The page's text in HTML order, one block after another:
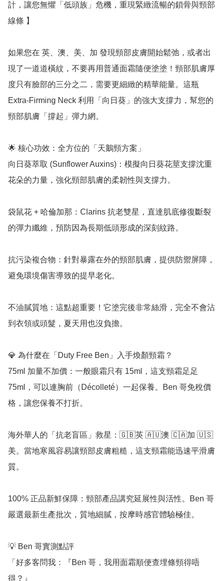
計，讓您無懼「低頭族」危機，重現緊緻流暢的鎖骨與頸部
線條 】
如果您在 英、澳、美、加 發現頸部皮膚開始鬆弛，或者出
現了一道道橫紋，不要再用普通面霜隨便塗塗！頸部肌膚厚
度只有臉部的三分之二，需要更細緻的精華能量。這瓶
Extra-Firming Neck 利用「向日葵」的強大支撐力，幫您的
頸部肌膚「撐起」彈力網。
🌟 核心功效：全方位的「天鵝頸方案」
向日葵萃取 (Sunflower Auxins)：模擬向日葵花莖支撐沈重
花朵的力量，強化頸部肌膚的柔韌性與支撐力。
袋鼠花 + 哈倫加那：Clarins 抗老雙星，直達肌底修復斷裂
的彈力纖維，預防因為長期低頭形成的深刻紋路。
抗污染複合物：針對暴露在外的頸部肌膚，提供防禦屏障，
避免環境傷害導致的提早老化。
不油膩質地：這點超重要！它塗完後非常絲滑，完全不會沾
到衣領或頭髮，夏天用也沒負擔。
💎 為什麼在「Duty Free Ben」入手煥顏頸霜？
75ml 加量不加價：一般眼霜只有 15ml，這支頸霜足足
75ml，可以連胸前（Décolleté）一起保養。Ben 哥免稅價
格，讓您保養不打折。
海外華人的「抗老盲區」救星：🇬🇧英 🇦🇺澳 🇨🇦加 🇺🇸
美。當地寒風容易讓頸部皮膚粗糙，這支頸霜能迅速平滑膚
質。
100% 正品新鮮保障：頸部產品講究延展性與活性。Ben 哥
嚴選最新生產批次，質地細膩，按摩時感官體驗極佳。
💡 Ben 哥實測點評
「好多客問我：『Ben 哥，我用面霜順便查埋條頸得唔
得？』